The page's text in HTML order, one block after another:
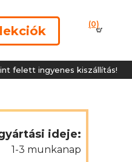
(0)
ingyenes kiszállítás!
ideje:
1-3 munkanap